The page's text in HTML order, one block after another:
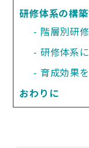
研修体系の構
階層別研
研修体系
育成効果
おわりに